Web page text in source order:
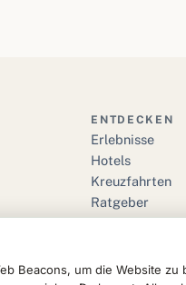
ENTDECKEN
Erlebnisse
Hotels
Kreuzfahrten
Ratgeber
Reise Glossar
Beacons, um die Website zu